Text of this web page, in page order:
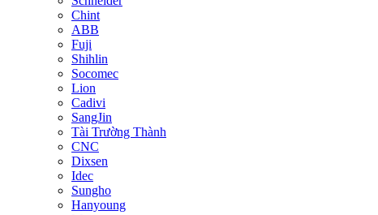
Chint
ABB
Fuji
Shihlin
Socomec
Lion
Cadivi
SangJin
Tài Trường Thành
CNC
Dixsen
Idec
Sungho
Hanyoung